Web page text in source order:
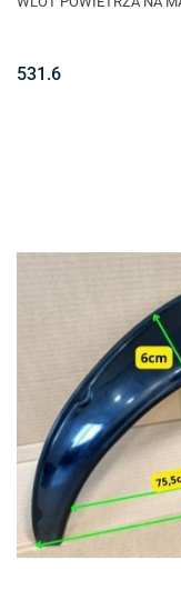
531.6